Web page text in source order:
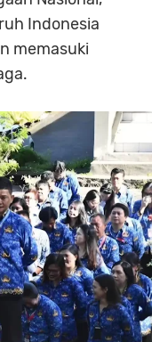
Indonesia
memasuki